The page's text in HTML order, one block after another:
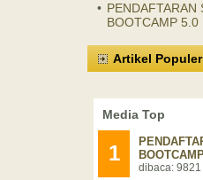
• PENDAFTARAN
BOOTCAMP 5.0
Artikel Populer
Media Top
1
dibaca: 9821